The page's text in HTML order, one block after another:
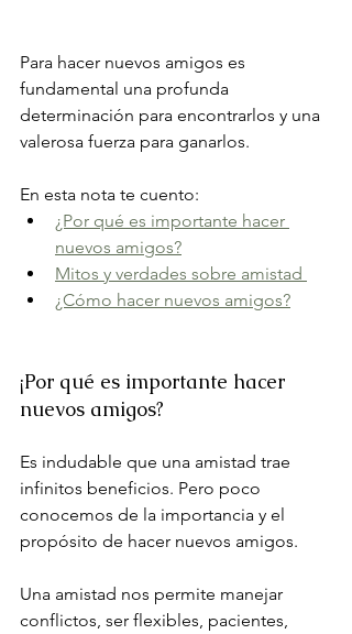
Para hacer nuevos amigos es
fundamental una profunda
determinación para encontrarlos y una
valerosa fuerza para ganarlos.
En esta nota te cuento:
¿Por qué es importante hacer
nuevos amigos?
Mitos y verdades sobre amistad
¿Cómo hacer nuevos amigos?
¡Por qué es importante hacer
nuevos amigos?
Es indudable que una amistad trae
infinitos beneficios. Pero poco
conocemos de la importancia y el
propósito de hacer nuevos amigos.
Una amistad nos permite manejar
conflictos, ser flexibles, pacientes,